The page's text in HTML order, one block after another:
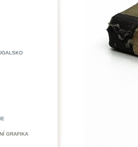
GRAFIKA